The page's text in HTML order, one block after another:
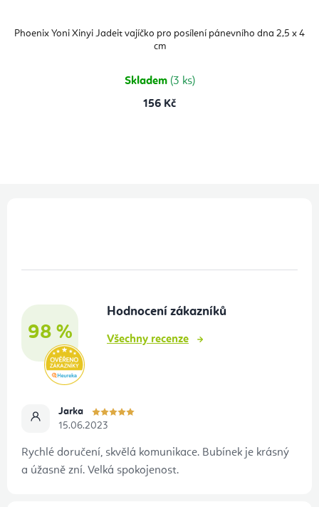
Phoenix Yoni Xinyi Jadeit vajíčko pro posílení pánevního dna 2,5 x 4
cm
Skladem (3 ks)
156 Kč
98 %
Hodnocení zákazníků
Všechny recenze
Jarka
15.06.2023
Rychlé doručení, skvělá komunikace. Bubínek je krásný
a úžasně zní. Velká spokojenost.